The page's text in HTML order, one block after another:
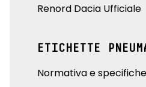
Renord Dacia Ufficiale
ETICHETTE
Normativa e